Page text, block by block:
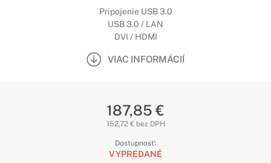
Pripojenie USB 3.0
USB 3.0 / LAN
DVI / HDMI
VIAC INFORMÁCIÍ
187,85 €
152,72 € bez DPH
Dostupnosť:
VYPREDANÉ